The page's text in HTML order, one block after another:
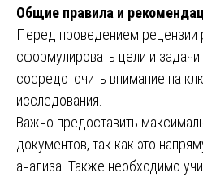
Общие правила и
Перед проведением рецензии
сформулировать цели и
сосредоточить внимание на
исследования.
Важно предоставить
документов, так как это
анализа. Также необходимо